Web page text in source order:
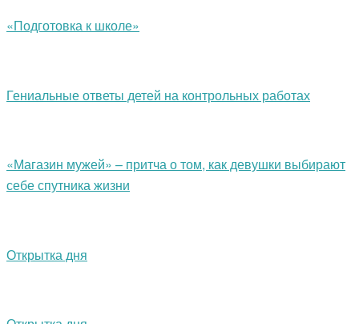
«Подготовка к школе»
Гениальные ответы детей на контрольных работах
«Магазин мужей» – притча о том, как девушки выбирают
себе спутника жизни
Открытка дня